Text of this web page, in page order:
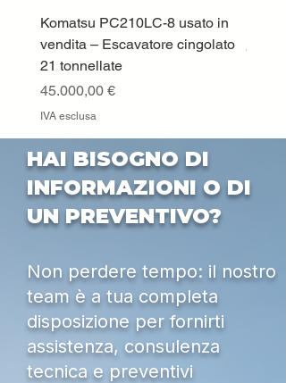
Komatsu PC210LC-8 usato in
vendita – Escavatore cingolato
21 tonnellate
Prezzo
45.000,00 €
IVA esclusa
Prezzo
HAI BISOGNO DI
INFORMAZIONI O DI
UN PREVENTIVO?
Non perdere tempo: il nostro
team è a tua completa
disposizione per fornirti
assistenza, consulenza
tecnica e preventivi